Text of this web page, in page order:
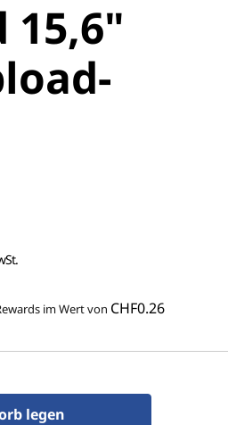
15,6"
im Wert von CHF0.26
legen